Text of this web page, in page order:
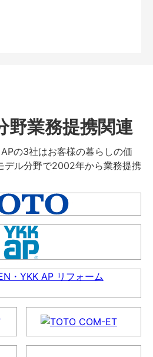
野業務提携関連
の3社はお客様の暮らしの価
デル分野で2002年から業務提携